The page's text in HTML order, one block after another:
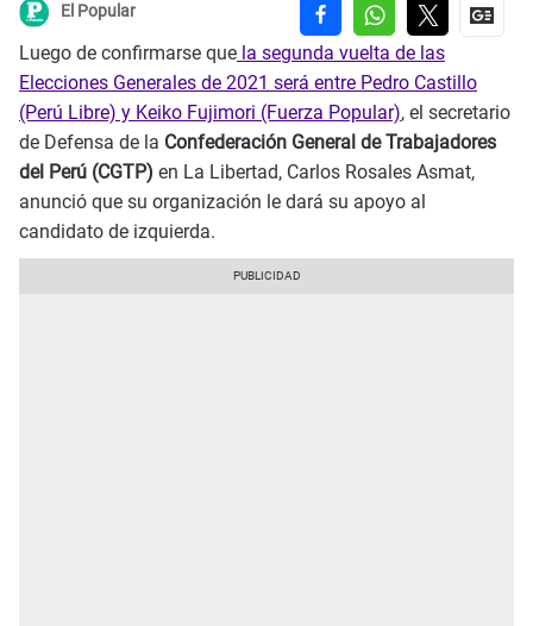
El Popular
Luego de confirmarse que la segunda vuelta de las
Elecciones Generales de 2021 será entre Pedro Castillo
(Perú Libre) y Keiko Fujimori (Fuerza Popular), el secretario
de Defensa de la Confederación General de Trabajadores
del Perú (CGTP) en La Libertad, Carlos Rosales Asmat,
anunció que su organización le dará su apoyo al
candidato de izquierda.